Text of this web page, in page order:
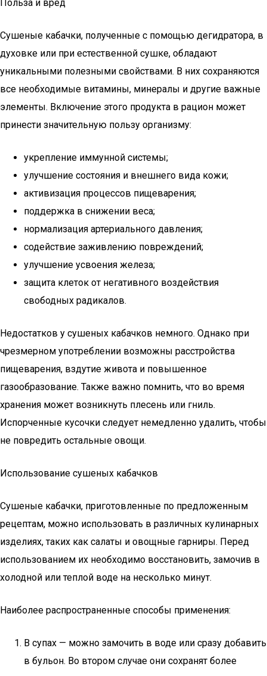
Польза и вред
Сушеные кабачки, полученные с помощью дегидратора, в
духовке или при естественной сушке, обладают
уникальными полезными свойствами. В них сохраняются
все необходимые витамины, минералы и другие важные
элементы. Включение этого продукта в рацион может
принести значительную пользу организму:
укрепление иммунной системы;
улучшение состояния и внешнего вида кожи;
активизация процессов пищеварения;
поддержка в снижении веса;
нормализация артериального давления;
содействие заживлению повреждений;
улучшение усвоения железа;
защита клеток от негативного воздействия
свободных радикалов.
Недостатков у сушеных кабачков немного. Однако при
чрезмерном употреблении возможны расстройства
пищеварения, вздутие живота и повышенное
газообразование. Также важно помнить, что во время
хранения может возникнуть плесень или гниль.
Испорченные кусочки следует немедленно удалить, чтобы
не повредить остальные овощи.
Использование сушеных кабачков
Сушеные кабачки, приготовленные по предложенным
рецептам, можно использовать в различных кулинарных
изделиях, таких как салаты и овощные гарниры. Перед
использованием их необходимо восстановить, замочив в
холодной или теплой воде на несколько минут.
Наиболее распространенные способы применения:
В супах — можно замочить в воде или сразу добавить
в бульон. Во втором случае они сохранят более